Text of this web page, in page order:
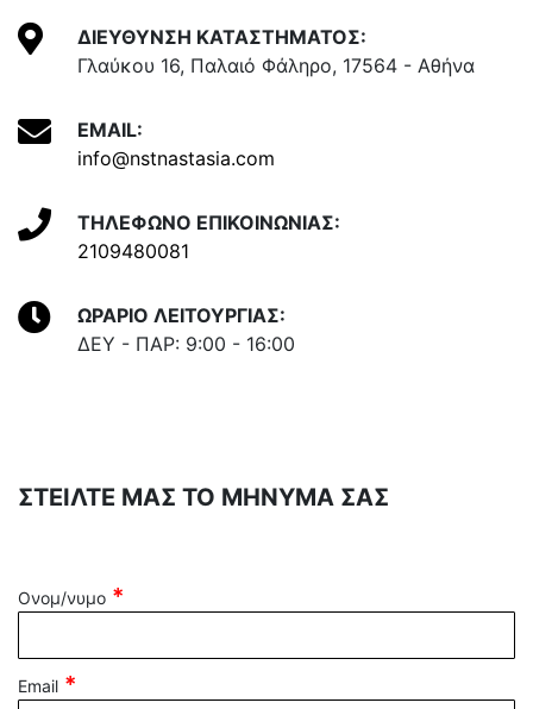
ΔΙΕΥΘΥΝΣΗ ΚΑΤΑΣΤΗΜΑΤΟΣ:
Γλαύκου 16, Παλαιό Φάληρο, 17564 - Αθήνα
EMAIL:
info@nstnastasia.com
ΤΗΛΕΦΩΝΟ ΕΠΙΚΟΙΝΩΝΙΑΣ:
2109480081
ΩΡΑΡΙΟ ΛΕΙΤΟΥΡΓΙΑΣ:
ΔΕΥ - ΠΑΡ: 9:00 - 16:00
ΣΤΕΙΛΤΕ ΜΑΣ ΤΟ ΜΗΝΥΜΑ ΣΑΣ
Ονομ/νυμο
Email